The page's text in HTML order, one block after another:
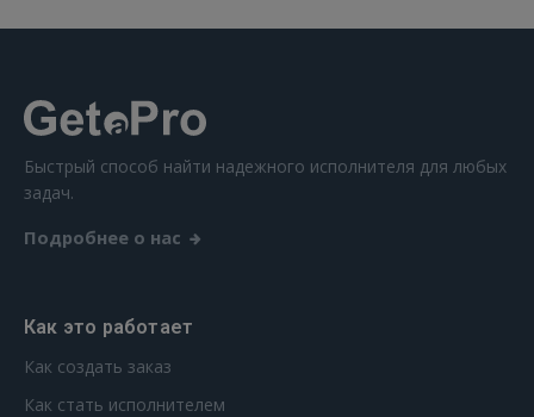
Быстрый способ найти надежного исполнителя для любых
задач.
Подробнее о нас
Как это работает
Как создать заказ
Как стать исполнителем